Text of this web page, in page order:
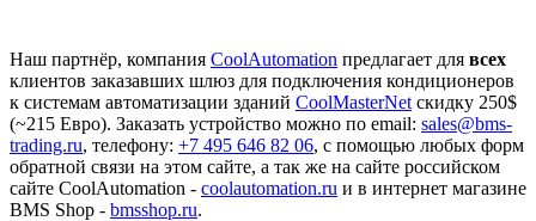
Наш партнёр, компания CoolAutomation предлагает для всех
клиентов заказавших шлюз для подключения кондиционеров
к системам автоматизации зданий CoolMasterNet скидку 250$
(~215 Евро). Заказать устройство можно по email: sales@bms-
trading.ru, телефону: +7 495 646 82 06, с помощью любых форм
обратной связи на этом сайте, а так же на сайте российском
сайте CoolAutomation - coolautomation.ru и в интернет магазине
BMS Shop - bmsshop.ru.